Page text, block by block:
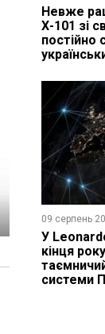
Невже
Х-101 зі
постійно
09 серпень
У
кінця
системи